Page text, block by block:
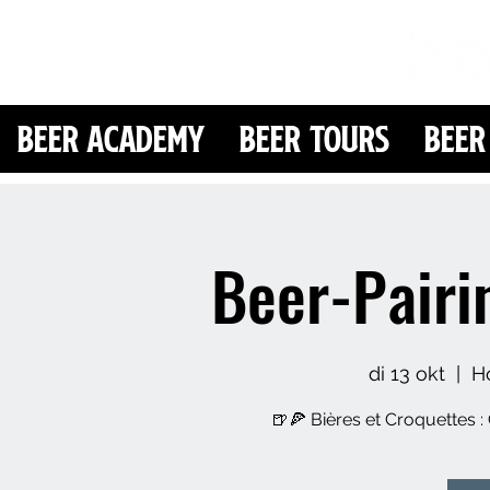
Beer Academy Beer Tours
Beer-
di 13 okt
  |
🍺🍕 Bières et Croquettes